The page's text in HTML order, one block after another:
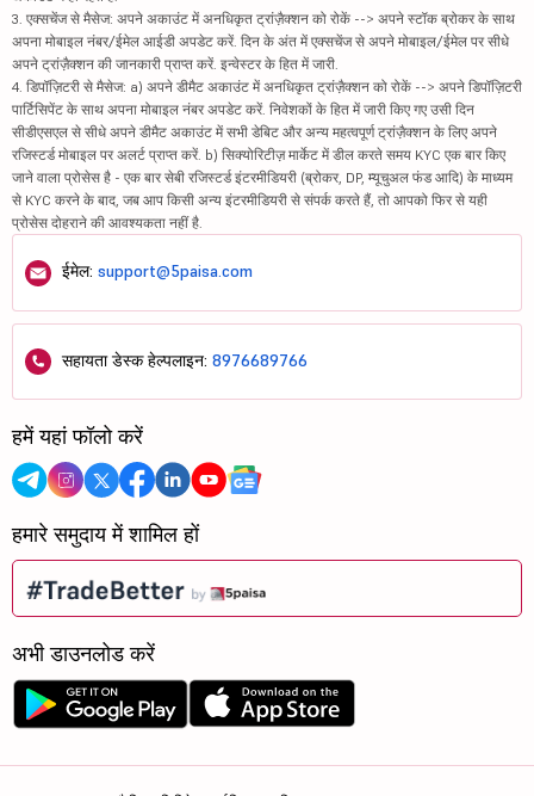
3. एक्सचेंज से मैसेज: अपने अकाउंट में अनधिकृत ट्रांज़ैक्शन को रोकें --> अपने स्टॉक ब्रोकर के साथ
अपना मोबाइल नंबर/ईमेल आईडी अपडेट करें. दिन के अंत में एक्सचेंज से अपने मोबाइल/ईमेल पर सीधे
अपने ट्रांज़ैक्शन की जानकारी प्राप्त करें. इन्वेस्टर के हित में जारी.
4. डिपॉज़िटरी से मैसेज: a) अपने डीमैट अकाउंट में अनधिकृत ट्रांज़ैक्शन को रोकें --> अपने डिपॉज़िटरी
पार्टिसिपेंट के साथ अपना मोबाइल नंबर अपडेट करें. निवेशकों के हित में जारी किए गए उसी दिन
सीडीएसएल से सीधे अपने डीमैट अकाउंट में सभी डेबिट और अन्य महत्वपूर्ण ट्रांज़ैक्शन के लिए अपने
रजिस्टर्ड मोबाइल पर अलर्ट प्राप्त करें. b) सिक्योरिटीज़ मार्केट में डील करते समय KYC एक बार किए
जाने वाला प्रोसेस है - एक बार सेबी रजिस्टर्ड इंटरमीडियरी (ब्रोकर, DP, म्यूचुअल फंड आदि) के माध्यम
से KYC करने के बाद, जब आप किसी अन्य इंटरमीडियरी से संपर्क करते हैं, तो आपको फिर से यही
प्रोसेस दोहराने की आवश्यकता नहीं है.
ईमेल: support@5paisa.com
सहायता डेस्क हेल्पलाइन: 8976689766
हमें यहां फॉलो करें
हमारे समुदाय में शामिल हों
अभी डाउनलोड करें